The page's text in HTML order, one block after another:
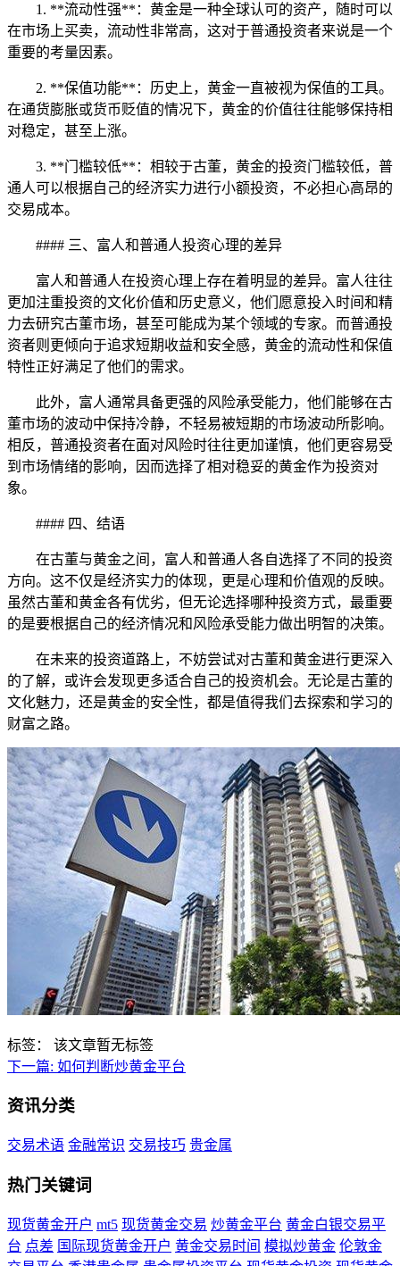
1. **流动性强**：黄金是一种全球认可的资产，随时可以
在市场上买卖，流动性非常高，这对于普通投资者来说是一个
重要的考量因素。
2. **保值功能**：历史上，黄金一直被视为保值的工具。
在通货膨胀或货币贬值的情况下，黄金的价值往往能够保持相
对稳定，甚至上涨。
3. **门槛较低**：相较于古董，黄金的投资门槛较低，普
通人可以根据自己的经济实力进行小额投资，不必担心高昂的
交易成本。
#### 三、富人和普通人投资心理的差异
富人和普通人在投资心理上存在着明显的差异。富人往往
更加注重投资的文化价值和历史意义，他们愿意投入时间和精
力去研究古董市场，甚至可能成为某个领域的专家。而普通投
资者则更倾向于追求短期收益和安全感，黄金的流动性和保值
特性正好满足了他们的需求。
此外，富人通常具备更强的风险承受能力，他们能够在古
董市场的波动中保持冷静，不轻易被短期的市场波动所影响。
相反，普通投资者在面对风险时往往更加谨慎，他们更容易受
到市场情绪的影响，因而选择了相对稳妥的黄金作为投资对
象。
#### 四、结语
在古董与黄金之间，富人和普通人各自选择了不同的投资
方向。这不仅是经济实力的体现，更是心理和价值观的反映。
虽然古董和黄金各有优劣，但无论选择哪种投资方式，最重要
的是要根据自己的经济情况和风险承受能力做出明智的决策。
在未来的投资道路上，不妨尝试对古董和黄金进行更深入
的了解，或许会发现更多适合自己的投资机会。无论是古董的
文化魅力，还是黄金的安全性，都是值得我们去探索和学习的
财富之路。
标签：
该文章暂无标签
下一篇: 如何判断炒黄金平台
资讯分类
交易术语 金融常识 交易技巧 贵金属
热门关键词
现货黄金开户 mt5 现货黄金交易 炒黄金平台 黄金白银交易平
台 点差 国际现货黄金开户 黄金交易时间 模拟炒黄金 伦敦金